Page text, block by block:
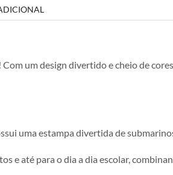
um design divertido e cheio de
uma estampa divertida de
e até para o dia a dia escolar,